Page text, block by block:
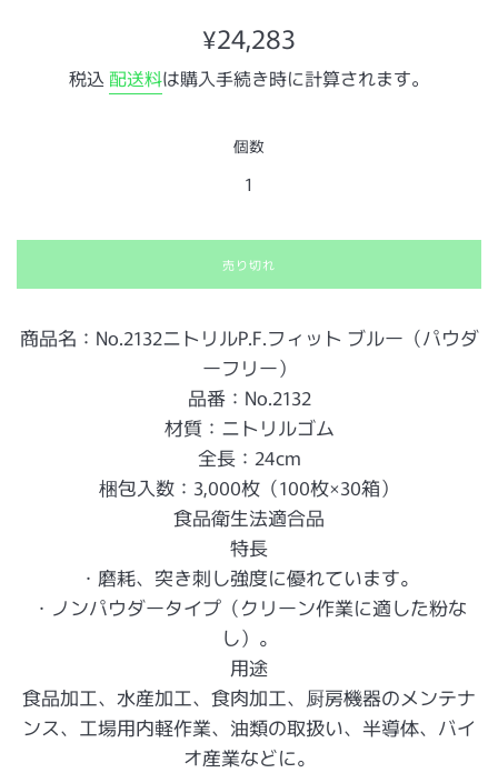
通
価
¥24,283
税込 配送料は購入手続き時に計算されます。
個数
売り切れ
商品名：No.2132ニトリルP.F.フィット ブルー（パウダ
ーフリー）
品番：No.2132
材質：ニトリルゴム
全⻑：24cm
梱包入数：3,000枚（100枚×30箱）
食品衛生法適合品
特長
・磨耗、突き刺し強度に優れています。
・ノンパウダータイプ（クリーン作業に適した粉な
し）。
用途
食品加工、水産加工、食肉加工、厨房機器のメンテナ
ンス、工場用内軽作業、油類の取扱い、半導体、バイ
オ産業などに。